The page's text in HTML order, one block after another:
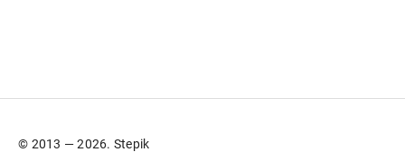
© 2013 — 2026. Stepik